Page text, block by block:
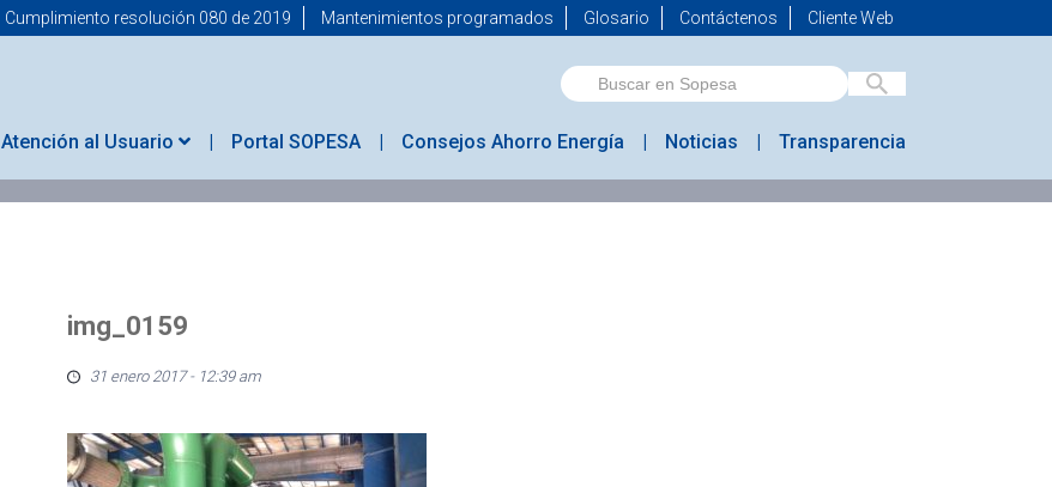
Cumplimiento resolución 080 de 2019 Mantenimientos programados Glosario Contáctenos Cliente Web
Atención al Usuario Portal SOPESA Consejos Ahorro Energía Noticias Transparencia
img_0159
31 enero 2017 - 12:39 am